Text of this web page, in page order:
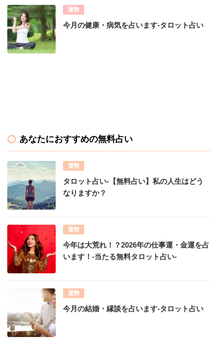
運勢
今月の健康・病気を占います-タロット占い
あなたにおすすめの無料占い
運勢
タロット占い-【無料占い】私の人生はどう
なりますか？
運勢
今年は大荒れ！？2026年の仕事運・金運を占
います！-当たる無料タロット占い-
運勢
今月の結婚・縁談を占います-タロット占い